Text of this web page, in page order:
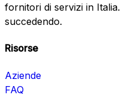
fornitori di servizi in
succedendo.
Risorse
Aziende
FAQ